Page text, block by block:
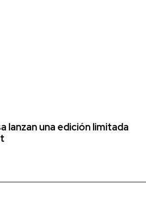
lanzan una edición limitada